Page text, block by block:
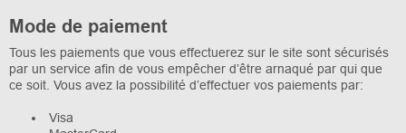
Mode de paiement
Tous les paiements que vous effectuerez sur le site sont sécurisés
par un service afin de vous empêcher d’être arnaqué par qui que
ce soit. Vous avez la possibilité d’effectuer vos paiements par:
Visa